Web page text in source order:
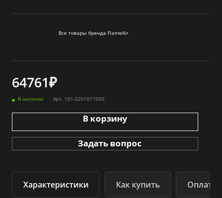
Все товары бренда FlameАir
64761₽
В наличии Арт. 101-0201011050
В корзину
Задать вопрос
Характеристики Как купить Оплата